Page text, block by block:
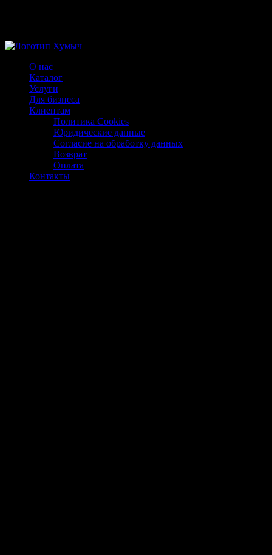
О нас
Каталог
Услуги
Для бизнеса
Клиентам
Политика Cookies
Юридические данные
Согласие на обработку данных
Возврат
Оплата
Контакты